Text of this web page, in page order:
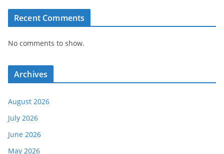
Recent Comments
No comments to show.
Archives
August 2026
July 2026
June 2026
May 2026